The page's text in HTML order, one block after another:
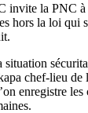
invite la PNC
hors la loi qui
situation
chef-lieu
enregistre